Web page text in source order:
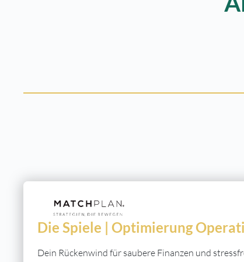
Die Spiele | Optimierung
Dein Rückenwind für saubere Finanzen und